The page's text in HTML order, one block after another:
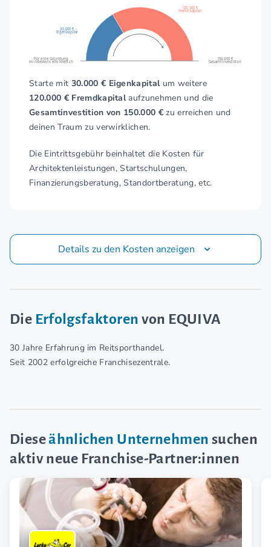
120.000 €
Fremdkapital
30.000 €
Eigenkapital
Für eine Gründung
mindestens erforderlich
150.000 €
Gesamtinvestition
Starte mit 30.000 € Eigenkapitalum weitere
120.000 € Fremdkapitalaufzunehmen und die
Gesamtinvestition von 150.000 € zu erreichen und
deinen Traum zu verwirklichen.
Die Eintrittsgebühr beinhaltet die Kosten für
Architektenleistungen, Startschulungen,
Finanzierungsberatung, Standortberatung, etc.
Details zu den Kosten anzeigen
Die Erfolgsfaktoren von EQUIVA
30 Jahre Erfahrung im Reitsporthandel.
Seit 2002 erfolgreiche Franchisezentrale.
Dieseähnlichen Unternehmen suchen
aktiv neue Franchise-Partner:innen